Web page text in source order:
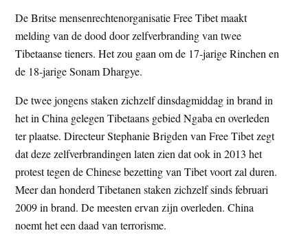
i
t
e
z
e
s
i
t
e
De Britse mensenrechtenorganisatie Free Tibet maakt
melding van de dood door zelfverbranding van twee
Tibetaanse tieners. Het zou gaan om de 17-jarige Rinchen en
de 18-jarige Sonam Dhargye.
De twee jongens staken zichzelf dinsdagmiddag in brand in
het in China gelegen Tibetaans gebied Ngaba en overleden
ter plaatse. Directeur Stephanie Brigden van Free Tibet zegt
dat deze zelfverbrandingen laten zien dat ook in 2013 het
protest tegen de Chinese bezetting van Tibet voort zal duren.
Meer dan honderd Tibetanen staken zichzelf sinds februari
2009 in brand. De meesten ervan zijn overleden. China
noemt het een daad van terrorisme.